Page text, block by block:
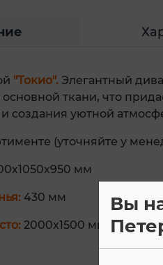
"Токио". Элегантный
ткани, что
и создания уютной
(уточняйте у
мм
430 мм
2000х1500 мм
Вы